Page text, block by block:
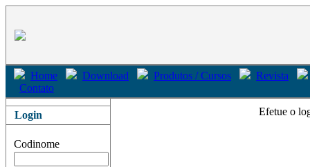
Home Download Produtos / Cursos
Revista
Contato
Login
Codinome
Efetue o